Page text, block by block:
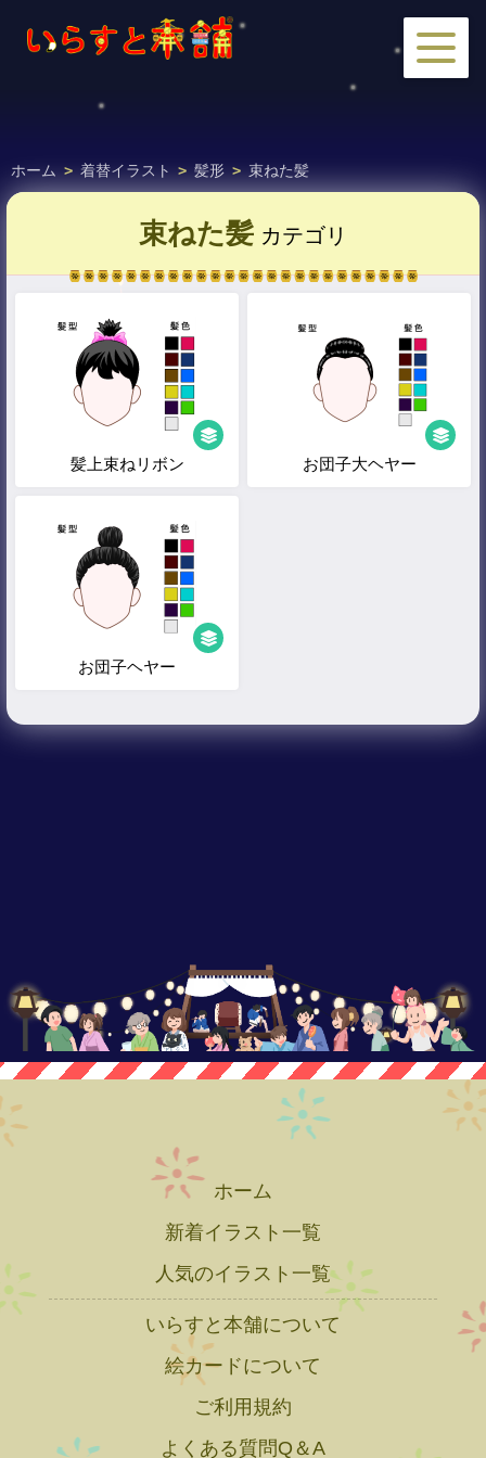
ホーム > 着替イラスト > 髪形 > 束ねた髪
束ねた髪 カテゴリ
髪上束ねリボン お団子大ヘヤー
お団子ヘヤー
ホーム
新着イラスト一覧
人気のイラスト一覧
いらすと本舗について
絵カードについて
ご利用規約
よくある質問Q＆A